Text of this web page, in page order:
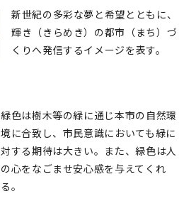
新世紀の多彩な夢と希望とともに、
輝き（きらめき）の都市（まち）づ
くりへ発信するイメージを表す。
緑色は樹木等の緑に通じ本市の自然環
境に合致し、市民意識においても緑に
対する期待は大きい。また、緑色は人
の心をなごませ安心感を与えてくれ
る。